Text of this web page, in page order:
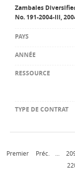
Zambales
No. 191-2004-III,
Premier Préc.